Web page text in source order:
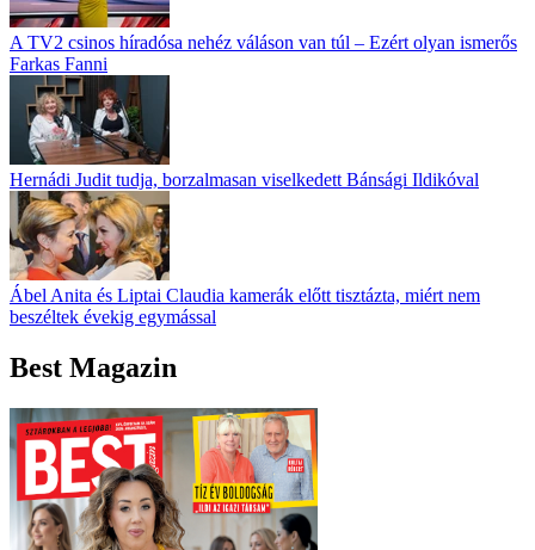
A TV2 csinos híradósa nehéz váláson van túl – Ezért olyan ismerős
Farkas Fanni
Hernádi Judit tudja, borzalmasan viselkedett Bánsági Ildikóval
Ábel Anita és Liptai Claudia kamerák előtt tisztázta, miért nem
beszéltek évekig egymással
Best Magazin